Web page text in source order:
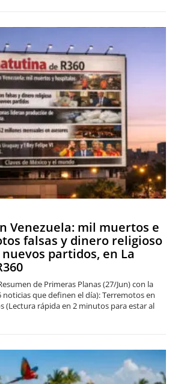
Venezuela: mil muertos e
falsas y dinero religioso
partidos, en La
de Primeras Planas (27/Jun) con la
noticias que definen el día): Terremotos en
(Lectura rápida en 2 minutos para estar al